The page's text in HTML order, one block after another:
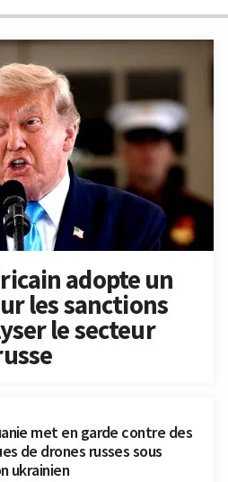
adopte un
les sanctions
le secteur
met en garde contre des
de drones russes sous
ukrainien